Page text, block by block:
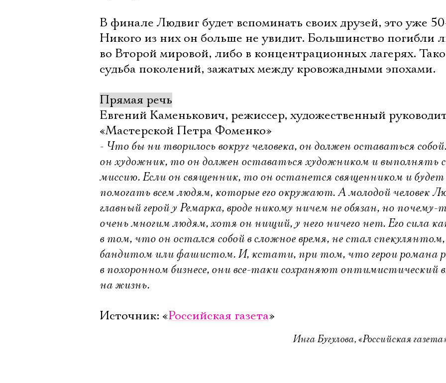
В финале Людвиг будет вспоминать своих друзей, это уже
Никого из них он больше не увидит. Большинство погибли
во Второй мировой, либо в концентрационных лагерях.
судьба поколений, зажатых между кровожадными эпохами.
Прямая речь
Евгений Каменькович, режиссер, художественный
«Мастерской Петра Фоменко»
- Что бы ни творилось вокруг человека, он должен оставаться
он художник, то он должен оставаться художником и выполнять
миссию. Если он священник, то он останется священником и будет
помогать всем людям, которые его окружают. А молодой человек
главный герой у Ремарка, вроде никому ничем не обязан, но
очень многим людям, хотя он нищий, у него ничего нет. Его сила
в том, что он остался собой в сложное время, не стал спекулянтом,
бандитом или фашистом. И, кстати, при том, что герои романа
в похоронном бизнесе, они все-таки сохраняют оптимистический
на жизнь.
Источник: «Российская газета»
Инга Бугулова, «Российская